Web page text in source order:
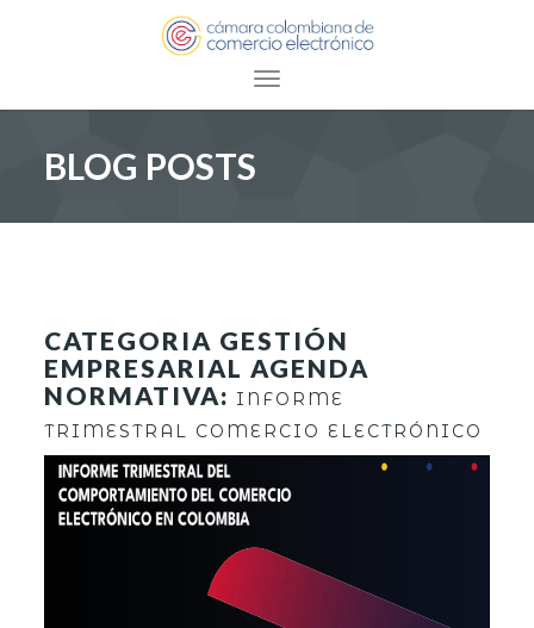
Toggle navigation
BLOG POSTS
CATEGORIA GESTIÓN
EMPRESARIAL AGENDA
NORMATIVA: INFORME
TRIMESTRAL COMERCIO ELECTRÓNICO